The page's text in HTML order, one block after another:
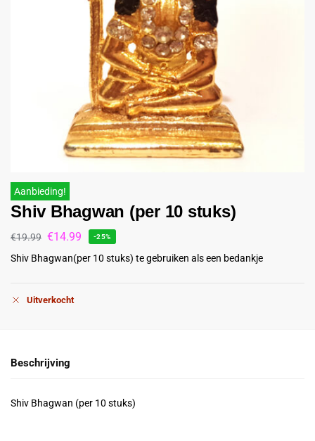
Aanbieding!
Shiv Bhagwan (per 10 stuks)
€19.99 €14.99 -25%
Shiv Bhagwan(per 10 stuks) te gebruiken als een bedankje
Uitverkocht
Beschrijving
Shiv Bhagwan (per 10 stuks)